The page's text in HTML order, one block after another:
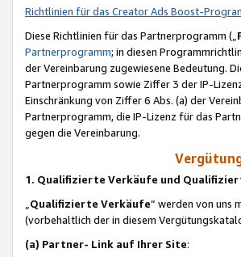
Richtlinien für das Creator Ads Boost-
Diese Richtlinien für das Partnerprogramm („
Partnerprogramm; in diesen
der Vereinbarung zugewiesene Bedeutung.
Partnerprogramm sowie Ziffer 3 der IP-
Einschränkung von Ziffer 6 Abs. (a) der
Partnerprogramm, die IP-Lizenz für das
gegen die Vereinbarung.
1. Qualifizierte Verkäufe und
Qualifizierte Verkäufe“ werden von uns
(vorbehaltlich der in diesem
(a) Partner- Link auf Ihrer Site: